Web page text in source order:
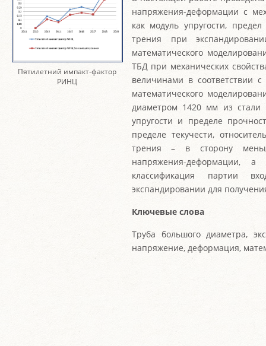
Пятилетний импакт-фактор
РИНЦ
напряжения-деформации с
как модуль упругости,
трения при
математического
ТБД при механических
величинами в соответствии
математического
диаметром 1420 мм из стали
упругости и пределе
пределе текучести,
трения – в сторону
напряжения-деформации,
классификация партии
экспандировании для
Ключевые слова
Труба большого диаметра,
напряжение, деформация,